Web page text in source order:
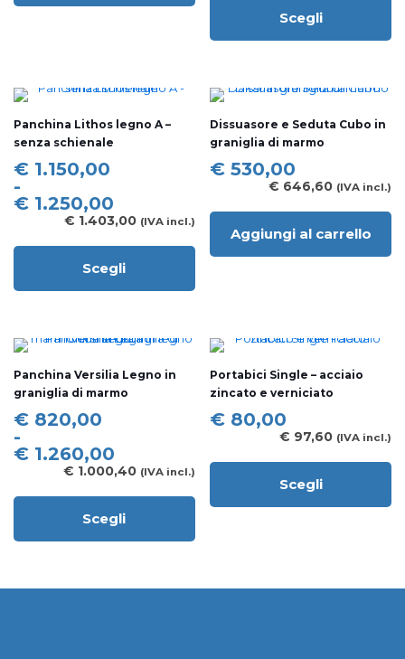
€ 625,00Scegli
prodotto
varianti.
opzioni
possono
essere
scelte
pagina
Panchina Lithos legno A –
senza schienale
€ 1.150,00
-
€ 1.250,00
Fascia
di
prezzo:
a
€ 1.250,00
€ 1.403,00 (IVA incl.)
Scegli
prodotto
varianti.
opzioni
possono
essere
scelte
nella
pagina
prodotto
Dissuasore e Seduta Cubo in
graniglia di marmo
€ 530,00
€ 646,60 (IVA incl.)
Aggiungi al carrello
Panchina Versilia Legno in
graniglia di marmo
€ 820,00
-
€ 1.260,00
Fascia
di
prezzo:
a
€ 1.260,00
€ 1.000,40 (IVA incl.)
Scegli
prodotto
Portabici Single – acciaio
zincato e verniciato
€ 80,00
€ 97,60 (IVA incl.)
Scegli
prodotto